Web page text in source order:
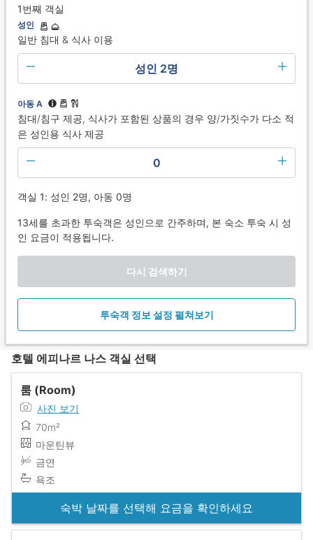
1번째 객실
성인
일반 침대 & 식사 이용
성인 2명
아동 A
침대/침구 제공, 식사가 포함된 상품의 경우 양/가짓수가 다소 적
은 성인용 식사 제공
0
객실 1: 성인 2명, 아동 0명
13세를 초과한 투숙객은 성인으로 간주하며, 본 숙소 투숙 시 성
인 요금이 적용됩니다.
다시 검색하기
투숙객 정보 설정 펼쳐보기
호텔 에피나르 나스 객실 선택
룸 (Room)
사진 보기
70m²
마운틴뷰
금연
욕조
숙박 날짜를 선택해 요금을 확인하세요